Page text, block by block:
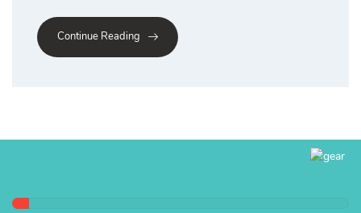
Continue Reading